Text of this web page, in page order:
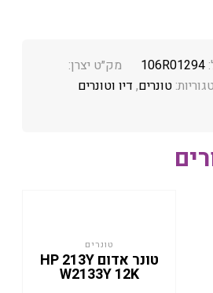
106R01294
מק״ט יצרן:
טונרים, דיו וטונרים
טונרים
טונר אדום HP 213Y
W2133Y 12K